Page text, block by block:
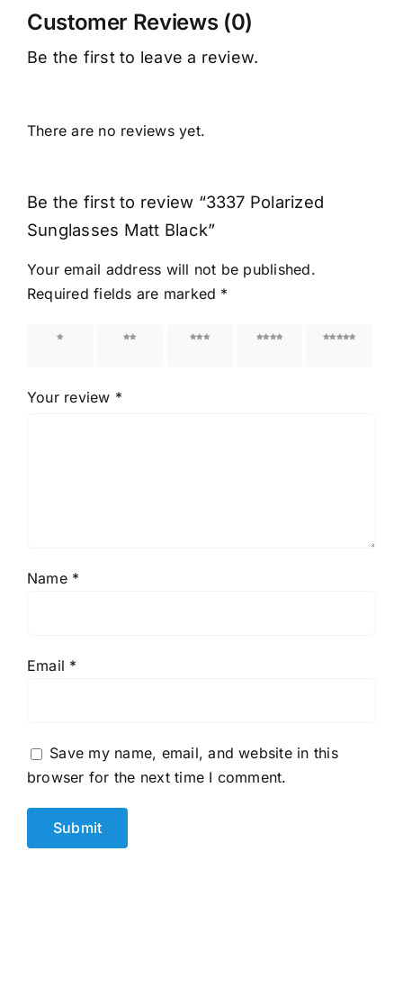
Customer Reviews (0)
Be the first to leave a review.
There are no reviews yet.
Be the first to review “3337 Polarized
Sunglasses Matt Black”
Your email address will not be published.
Required fields are marked *
1 of 5
2 of 5
3 of 5
4 of 5
5 of 5
Your review *
Name *
Email *
Save my name, email, and website in this
browser for the next time I comment.